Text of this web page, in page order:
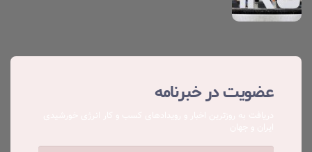
عضویت در خبرنامه